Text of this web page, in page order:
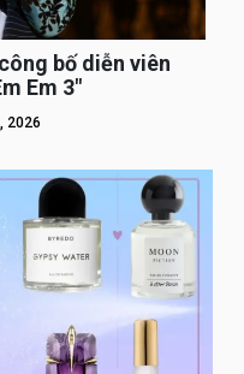
bố diễn viên
Em 3″
2026